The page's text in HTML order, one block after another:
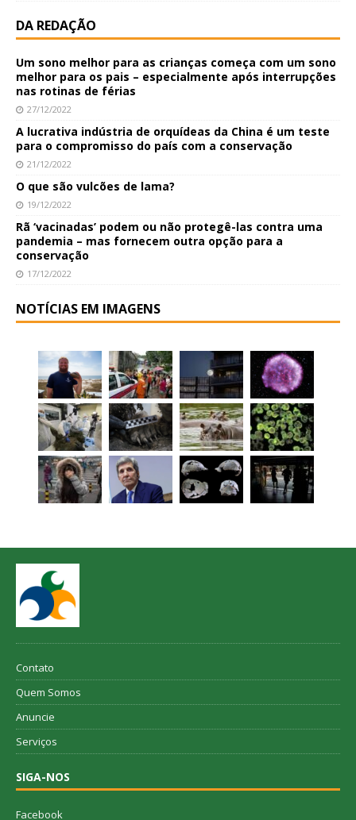
DA REDAÇÃO
Um sono melhor para as crianças começa com um sono
melhor para os pais – especialmente após interrupções
nas rotinas de férias
27/12/2022
A lucrativa indústria de orquídeas da China é um teste
para o compromisso do país com a conservação
21/12/2022
O que são vulcões de lama?
19/12/2022
Rã ‘vacinadas’ podem ou não protegê-las contra uma
pandemia – mas fornecem outra opção para a
conservação
17/12/2022
NOTÍCIAS EM IMAGENS
Contato
Quem Somos
Anuncie
Serviços
SIGA-NOS
Facebook